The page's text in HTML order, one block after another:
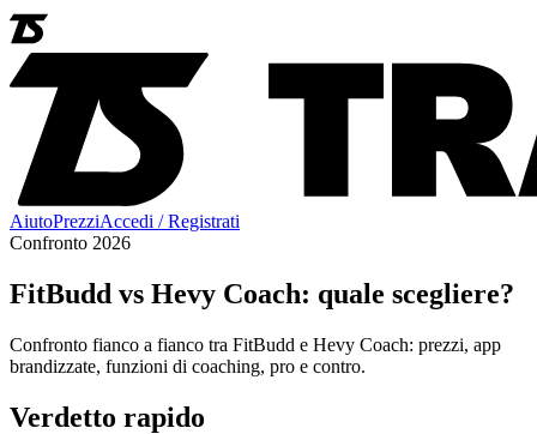
AiutoPrezziAccedi / Registrati
Confronto 2026
FitBudd vs Hevy Coach: quale scegliere?
Confronto fianco a fianco tra FitBudd e Hevy Coach: prezzi, app
brandizzate, funzioni di coaching, pro e contro.
Verdetto rapido